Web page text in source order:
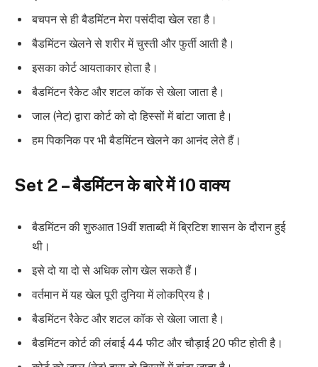
बचपन से ही बैडमिंटन मेरा पसंदीदा खेल रहा है।
बैडमिंटन खेलने से शरीर में चुस्ती और फुर्ती आती है।
इसका कोर्ट आयताकार होता है।
बैडमिंटन रैकेट और शटल कॉक से खेला जाता है।
जाल (नेट) द्वारा कोर्ट को दो हिस्सों में बांटा जाता है।
हम पिकनिक पर भी बैडमिंटन खेलने का आनंद लेते हैं।
Set 2 – बैडमिंटन के बारे में 10 वाक्य
बैडमिंटन की शुरुआत 19वीं शताब्दी में ब्रिटिश शासन के दौरान हुई
थी।
इसे दो या दो से अधिक लोग खेल सकते हैं।
वर्तमान में यह खेल पूरी दुनिया में लोकप्रिय है।
बैडमिंटन रैकेट और शटल कॉक से खेला जाता है।
बैडमिंटन कोर्ट की लंबाई 44 फीट और चौड़ाई 20 फीट होती है।